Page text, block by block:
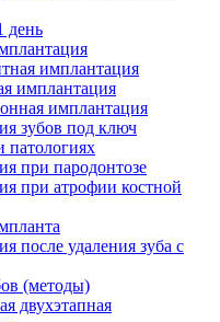
день
имплантация
имплантация
имплантация
зубов под ключ
патологиях
при пародонтозе
при атрофии костной
после удаления зуба с
(методы)
двухэтапная